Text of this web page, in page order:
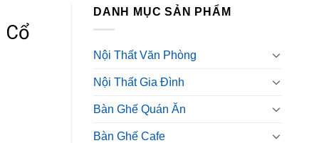
DANH MỤC SẢN PHẨM
Nội Thất Văn Phòng
Nội Thất Gia Đình
Bàn Ghế Quán Ăn
Bàn Ghế Cafe
Cổ